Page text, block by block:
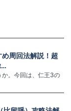
め周回法解説！超
か。今回は、仁王3の